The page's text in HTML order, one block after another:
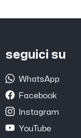
seguici su
WhatsApp
Facebook
Instagram
YouTube